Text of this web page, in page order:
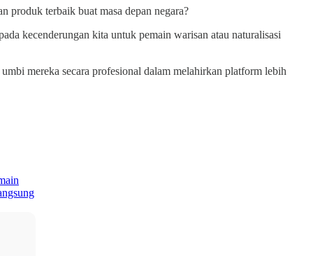
produk terbaik buat masa depan negara?
kecenderungan kita untuk pemain warisan atau naturalisasi
mereka secara profesional dalam melahirkan platform lebih